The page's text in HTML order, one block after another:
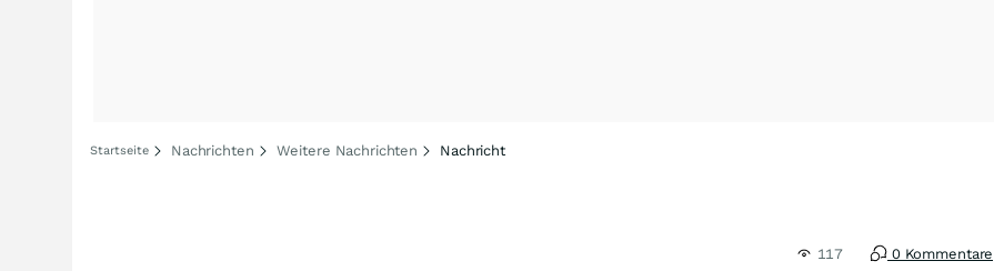
Startseite Nachrichten Weitere Nachrichten Nachricht
117 0 Kommentare